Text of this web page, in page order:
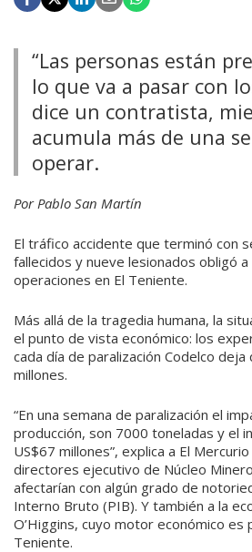
“Las personas están
lo que va a pasar con
dice un contratista,
acumula más de una
operar.
Por Pablo San Martín
El tráfico accidente que terminó con
fallecidos y nueve lesionados obligó
operaciones en El Teniente.
Más allá de la tragedia humana, la
el punto de vista económico: los
cada día de paralización Codelco
millones.
“En una semana de paralización el
producción, son 7000 toneladas y el
US$67 millones”, explica a El
directores ejecutivo de Núcleo
afectarían con algún grado de
Interno Bruto (PIB). Y también a la
O’Higgins, cuyo motor económico es
Teniente.